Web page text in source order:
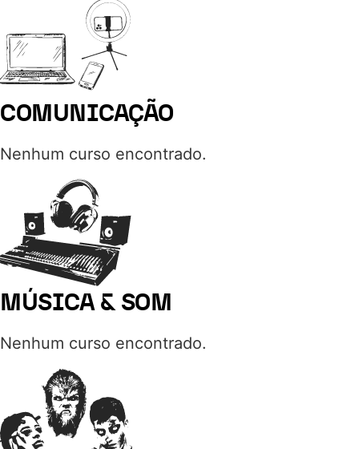
COMUNICAÇÃO
Nenhum curso encontrado.
MÚSICA & SOM
Nenhum curso encontrado.